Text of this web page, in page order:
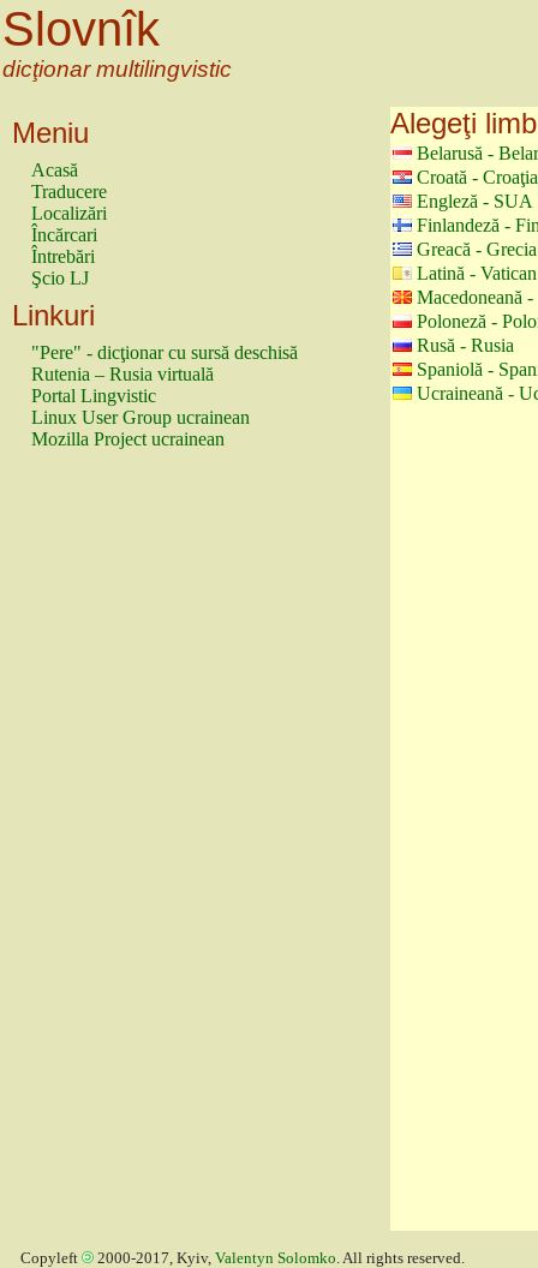
Slovnîk
dicţionar multilingvistic
Meniu
Acasă
Traducere
Localizări
Încărcari
Întrebări
Şcio LJ
Linkuri
"Pere" - dicţionar cu sursă deschisă
Rutenia – Rusia virtuală
Portal Lingvistic
Linux User Group ucrainean
Mozilla Project ucrainean
Alegeţi
Belarusă -
Croată - Croaţia
Engleză - SUA
Finlandeză -
Greacă - Grecia
Latină - Vatican
Macedoneană
Poloneză -
Rusă - Rusia
Spaniolă -
Ucraineană -
Copyleft 2000-2017, Kyiv, Valentyn Solomko. All rights reserved.